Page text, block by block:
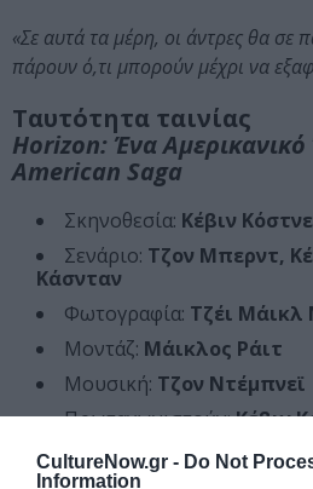
CultureNow.gr - Do Not
Information
«Σε αυτά τα μέρη, οι άντρες θα σε
πάρουν ό,τι μπορούν μέχρι να
Ταυτότητα ταινίας
Horizon: Ένα
American Saga
Σκηνοθεσία: Κέβιν
Σενάριο: Τζον Μπερντ,
Κάσνταν
Φωτογραφία: Τζέι Μάικλ
Μοντάζ: Μάικλος Ράιτ
Μουσική: Τζον Ντέμπνεϊ
Πρωταγωνιστούν:Κέβιν
Διάρκεια:181 λεπτά